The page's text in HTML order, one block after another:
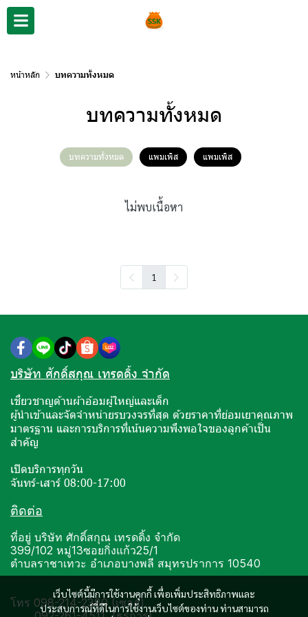
หน้าหลัก บทความทั้งหมด
บทความทั้งหมด
บทความทั้งหมด แพมเพิส แพมเพิส
ไม่พบเนื้อหา
1
เว็บไซต์นี้มีการใช้งานคุกกี้ เพื่อเพิ่มประสิทธิภาพและ
ประสบการณ์ที่ดีในการใช้งานเว็บไซต์ของท่าน ท่านสามารถ
บริษัท ศักดิ์สกุณ เทรดดิ้ง จำกัด
เชี่ยวชาญด้านผ้าอ้อมผู้ใหญ่และเด็ก
ผู้นำเข้าและจัดจำหน่ายรบวงจรที่สุด ด้วยราคาที่ย่อมเยาคุณภาพ
มาตรฐาน และการบริการที่เน้นความพึงพอใจของลูกค้าเป็น
สำคัญ
เปิดบริการทุกวัน
จันทร์-เสาร์ 08:00-17:00
ติดต่อ
ที่อยู่ บริษัท ศักดิ์สกุณ เทรดดิ้ง จำกัด
399/102 หมู่13ซอยกิ่งแก้ว25/1
ตำบลราชาเทวะ อำเภอบางพลี สมุทรปราการ 10540
โทร 098-214-2380 (เซลล์)